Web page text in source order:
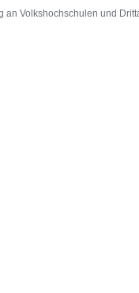
an Volkshochschulen und